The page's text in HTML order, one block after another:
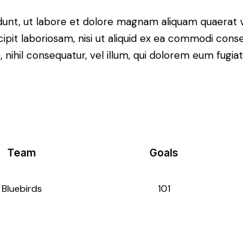
ut labore et dolore magnam aliquam quaerat
laboriosam, nisi ut aliquid ex ea commodi
consequatur, vel illum, qui dolorem eum
Team Goals
Bluebirds 101